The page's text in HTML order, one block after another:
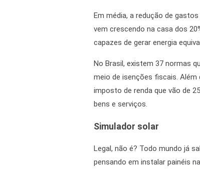
Em média, a redução de
vem crescendo na casa dos
capazes de gerar energia
No Brasil, existem 37 normas
meio de isenções fiscais.
imposto de renda que vão de
bens e serviços.
Simulador solar
Legal, não é? Todo mundo já
pensando em instalar painéis